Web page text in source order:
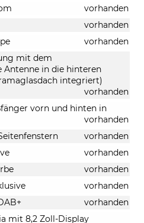
vorhanden
vorhanden
vorhanden
mit dem
Antenne in die hinteren
integriert)
vorhanden
vorn und hinten in
vorhanden
vorhanden
vorhanden
vorhanden
vorhanden
vorhanden
mit 8,2 Zoll-Display